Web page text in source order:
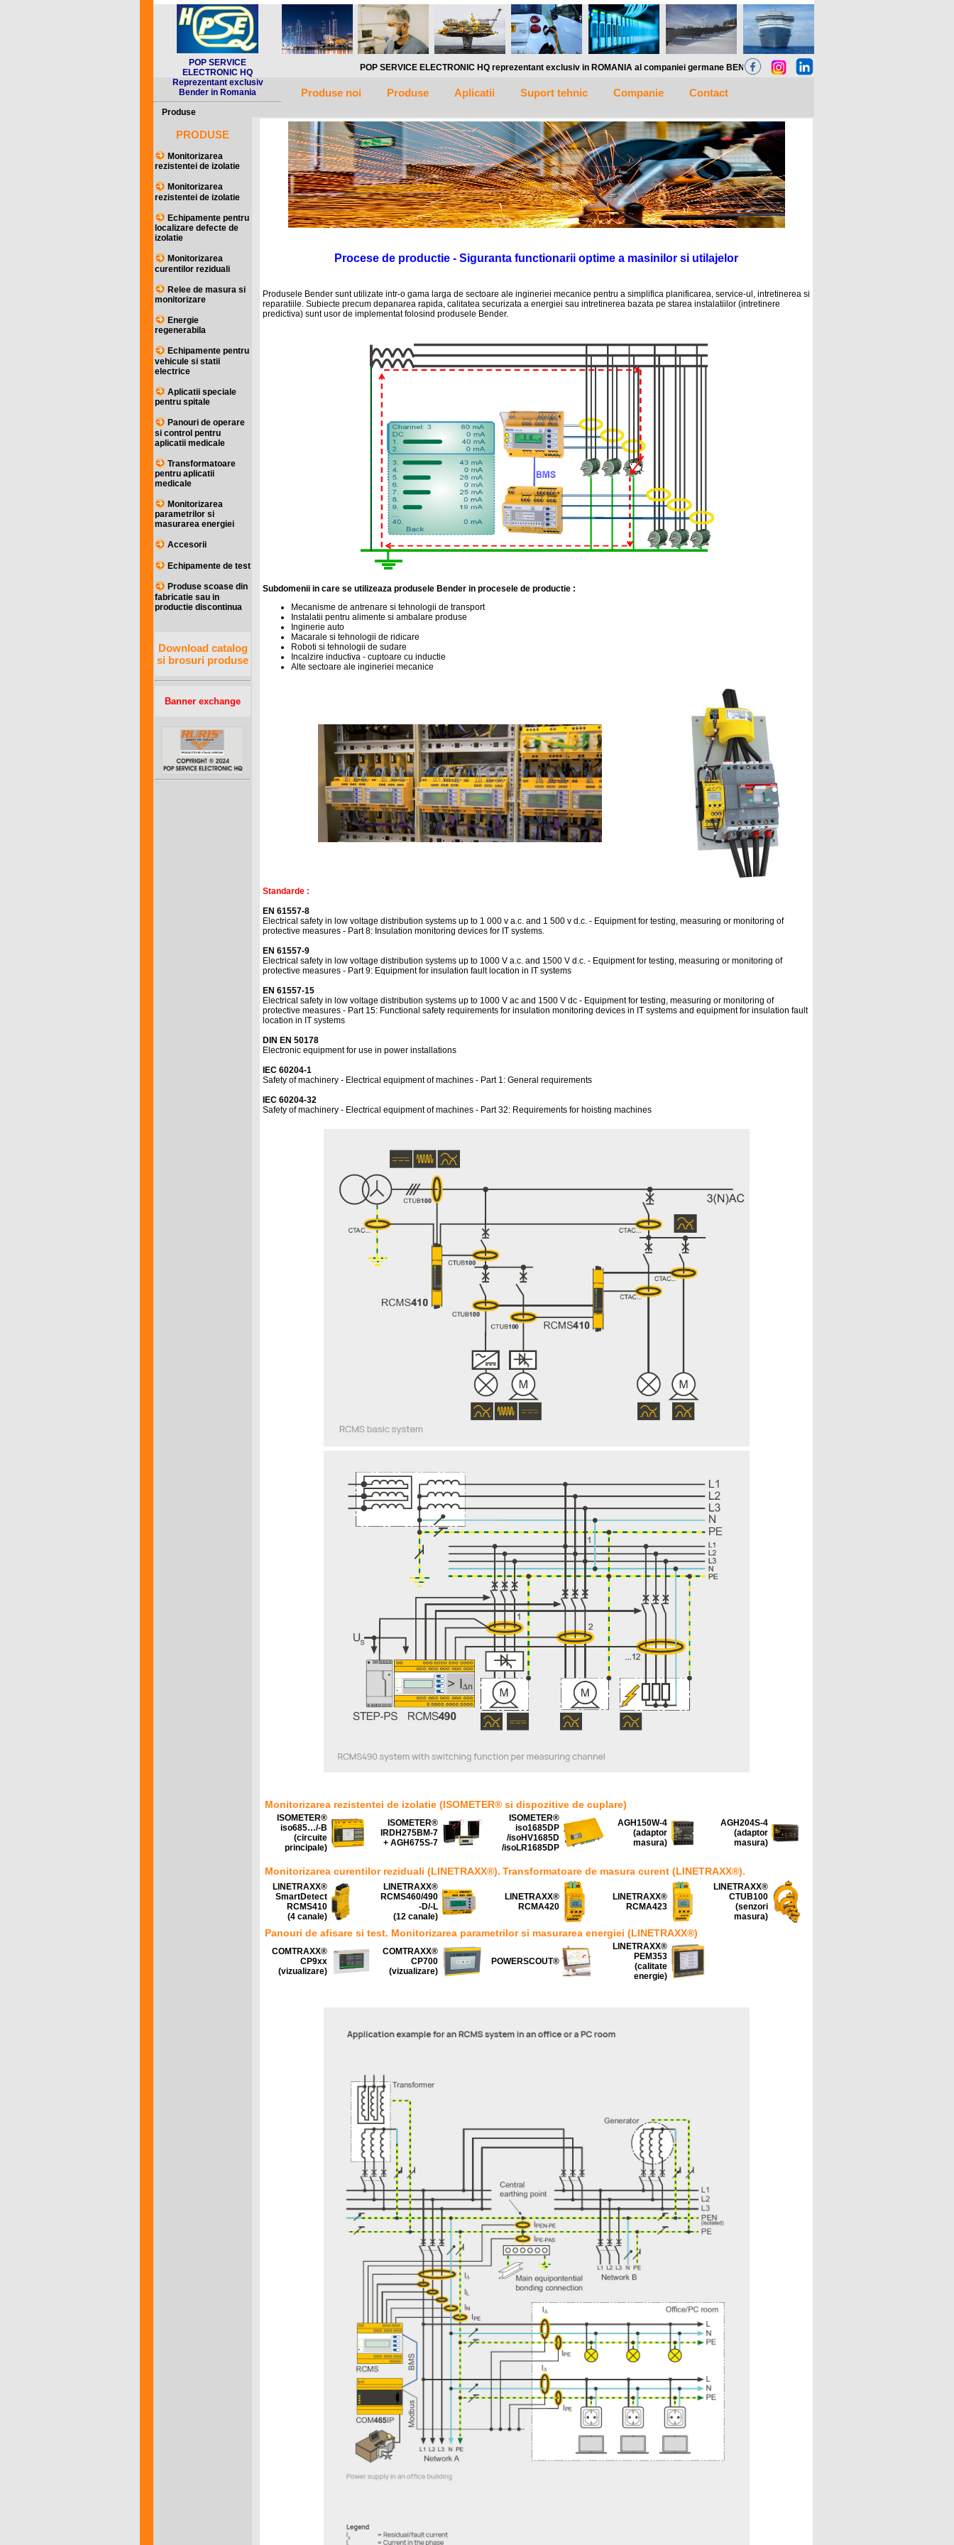
POP SERVICE
ELECTRONIC HQ
POP SERVICE ELECTRONIC HQ reprezentant exclusiv in ROMANIA al companiei germane BENDER Gmbh, va pune la dispozitie SOLUTII complete
Reprezentant exclusiv
Bender in Romania
Produse noi Produse Aplicatii Suport tehnic Companie Contact
Produse
PRODUSE
Monitorizarea
rezistentei de izolatie
Monitorizarea
rezistentei de izolatie
Echipamente pentru
localizare defecte de
izolatie
Monitorizarea
curentilor reziduali
Relee de masura si
monitorizare
Energie
regenerabila
Echipamente pentru
vehicule si statii
electrice
Aplicatii speciale
pentru spitale
Panouri de operare
si control pentru
aplicatii medicale
Transformatoare
pentru aplicatii
medicale
Monitorizarea
parametrilor si
masurarea energiei
Accesorii
Echipamente de test
Produse scoase din
fabricatie sau in
productie discontinua
Download catalog
si brosuri produse
Banner exchange
Procese de productie - Siguranta functionarii optime a masinilor si utilajelor
Produsele Bender sunt utilizate intr-o gama larga de sectoare ale ingineriei mecanice pentru a simplifica planificarea, service-ul, intretinerea si
reparatiile. Subiecte precum depanarea rapida, calitatea securizata a energiei sau intretinerea bazata pe starea instalatiilor (intretinere
predictiva) sunt usor de implementat folosind produsele Bender.
Subdomenii in care se utilizeaza produsele Bender in procesele de productie :
Mecanisme de antrenare si tehnologii de transport
Instalatii pentru alimente si ambalare produse
Inginerie auto
Macarale si tehnologii de ridicare
Roboti si tehnologii de sudare
Incalzire inductiva - cuptoare cu inductie
Alte sectoare ale ingineriei mecanice
Standarde :
EN 61557-8
Electrical safety in low voltage distribution systems up to 1 000 v a.c. and 1 500 v d.c. - Equipment for testing, measuring or monitoring of
protective measures - Part 8: Insulation monitoring devices for IT systems.
EN 61557-9
Electrical safety in low voltage distribution systems up to 1000 V a.c. and 1500 V d.c. - Equipment for testing, measuring or monitoring of
protective measures - Part 9: Equipment for insulation fault location in IT systems
EN 61557-15
Electrical safety in low voltage distribution systems up to 1000 V ac and 1500 V dc - Equipment for testing, measuring or monitoring of
protective measures - Part 15: Functional safety requirements for insulation monitoring devices in IT systems and equipment for insulation fault
location in IT systems
DIN EN 50178
Electronic equipment for use in power installations
IEC 60204-1
Safety of machinery - Electrical equipment of machines - Part 1: General requirements
IEC 60204-32
Safety of machinery - Electrical equipment of machines - Part 32: Requirements for hoisting machines
Monitorizarea rezistentei de izolatie (ISOMETER® si dispozitive de cuplare)
ISOMETER®
iso685…/-B
(circuite
principale)
ISOMETER®
IRDH275BM-7
+ AGH675S-7
ISOMETER®
iso1685DP
/isoHV1685D
/isoLR1685DP
AGH150W-4
(adaptor
masura)
AGH204S-4
(adaptor
masura)
Monitorizarea curentilor reziduali (LINETRAXX®). Transformatoare de masura curent (LINETRAXX®).
LINETRAXX®
SmartDetect
RCMS410
(4 canale)
LINETRAXX®
RCMS460/490
-D/-L
(12 canale)
LINETRAXX®
RCMA420
LINETRAXX®
RCMA423
LINETRAXX®
CTUB100
(senzori
masura)
Panouri de afisare si test. Monitorizarea parametrilor si masurarea energiei (LINETRAXX®)
COMTRAXX®
CP9xx
(vizualizare)
COMTRAXX®
CP700
(vizualizare)
POWERSCOUT®
LINETRAXX®
PEM353
(calitate
energie)